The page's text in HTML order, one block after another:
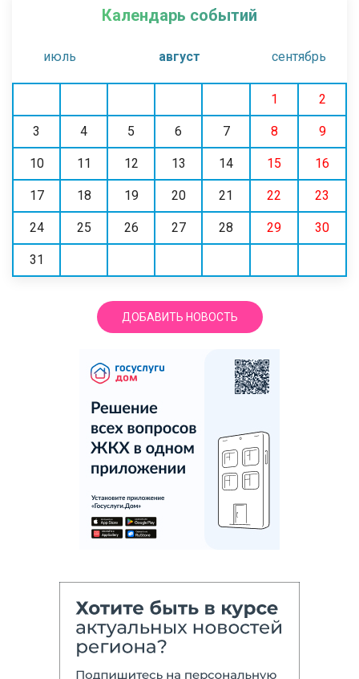
Календарь событий
июль август сентябрь
1 2
3 4 5 6 7 8 9
10 11 12 13 14 15 16
17 18 19 20 21 22 23
24 25 26 27 28 29 30
31
ДОБАВИТЬ НОВОСТЬ